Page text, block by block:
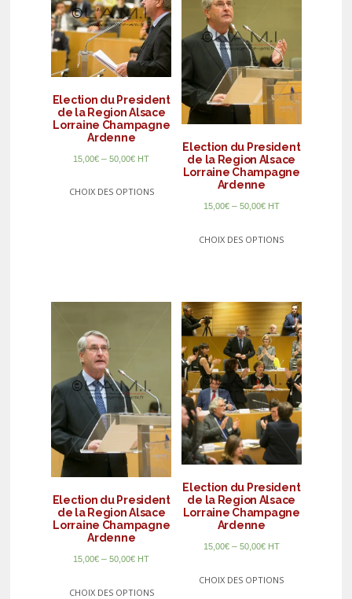
Election du President
de la Region Alsace
Lorraine Champagne
Ardenne
15,00€ –50,00€ HT
CHOIX DES OPTIONS
Election du President
de la Region Alsace
Lorraine Champagne
Ardenne
15,00€– 50,00€ HT
CHOIX DES OPTIONS
Election du President
de la Region Alsace
Lorraine Champagne
Ardenne
15,00€ –50,00€ HT
CHOIX DES OPTIONS
Election du President
de la Region Alsace
Lorraine Champagne
Ardenne
15,00€– 50,00€ HT
CHOIX DES OPTIONS